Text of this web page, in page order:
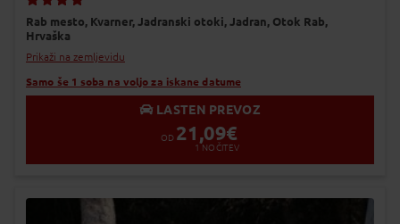
Rab mesto, Kvarner, Jadranski otoki, Jadran, Otok Rab,
Hrvaška
Prikaži na zemljevidu
Samo še 1 soba na voljo za iskane datume
LASTEN PREVOZ
OD 21,09€
1 NOČITEV